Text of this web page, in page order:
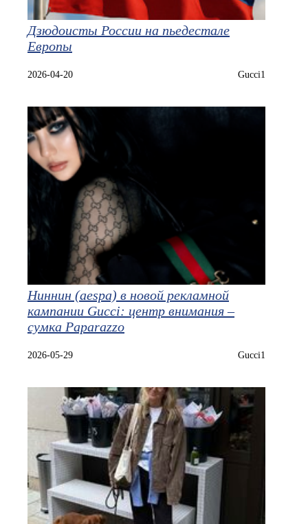
Дзюдоисты России на пьедестале
Европы
2026-04-20 Gucci1
Ниннин (aespa) в новой рекламной
кампании Gucci: центр внимания –
сумка Paparazzo
2026-05-29 Gucci1